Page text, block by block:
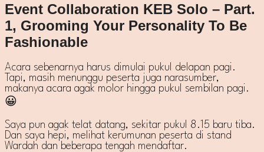
Event Collaboration KEB Solo – Part.
1, Grooming Your Personality To Be
Fashionable
Acara sebenarnya harus dimulai pukul delapan pagi.
Tapi, masih menunggu peserta juga narasumber,
makanya acara agak molor hingga pukul sembilan pagi.
😀
Saya pun agak telat datang, sekitar pukul 8.15 baru tiba.
Dan saya hepi, melihat kerumunan peserta di stand
Wardah dan beberapa tengah mendaftar.